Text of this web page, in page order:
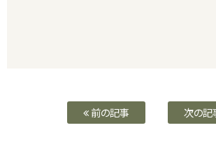
前の記事 次の記